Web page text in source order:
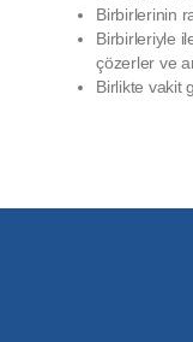
Birbirlerinin
Birbirleriyle
çözerler ve
Birlikte vakit